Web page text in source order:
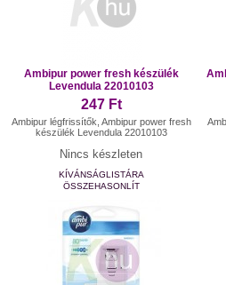
Ambipur power fresh készülék
Levendula 22010103
247 Ft
Ambipur légfrissítők, Ambipur power fresh
készülék Levendula 22010103
Nincs készleten
KÍVÁNSÁGLISTÁRA
ÖSSZEHASONLÍT